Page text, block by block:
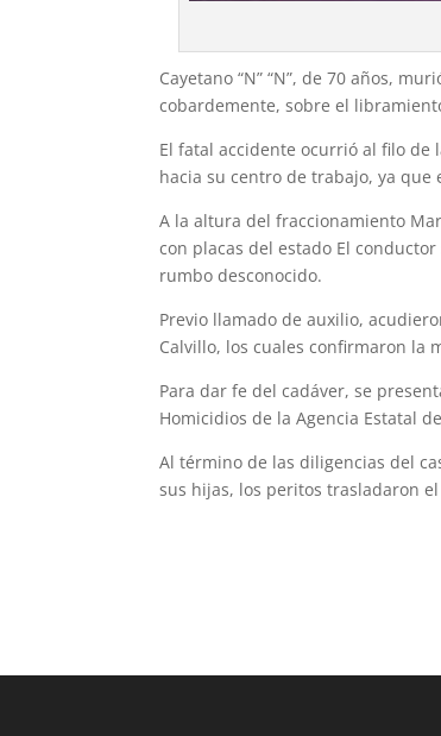
Cayetano “N” “N”, de 70 años,
cobardemente, sobre el
El fatal accidente ocurrió al filo de
hacia su centro de trabajo, ya que
A la altura del fraccionamiento
con placas del estado El
rumbo desconocido.
Previo llamado de auxilio,
Calvillo, los cuales confirmaron la
Para dar fe del cadáver, se
Homicidios de la Agencia Estatal
Al término de las diligencias del
sus hijas, los peritos trasladaron